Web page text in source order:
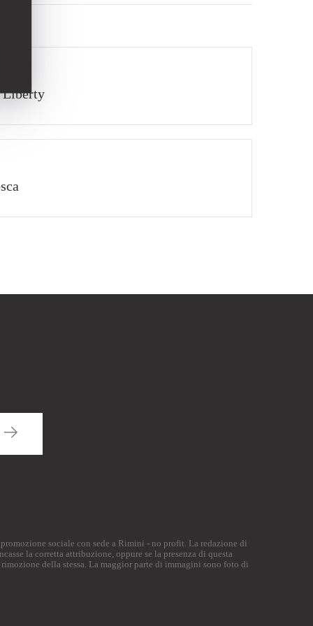
Liberty
sociale con sede a Rimini - no profit. La redazione di
la corretta attribuzione, oppure se la presenza di questa
della stessa. La maggior parte di immagini sono foto di